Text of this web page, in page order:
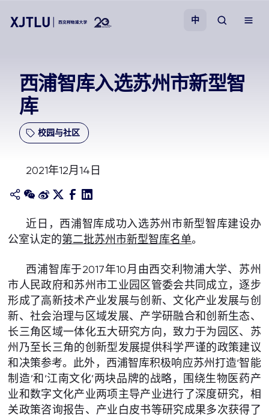
招生
科研
学院
关于我们
中
西浦智库入选苏州市新型智
库
校园与社区
2021年12月14日
近日，西浦智库成功入选苏州市新型智库建设办
公室认定的第二批苏州市新型智库名单。
西浦智库于2017年10月由西交利物浦大学、苏州
市人民政府和苏州市工业园区管委会共同成立，逐步
形成了高新技术产业发展与创新、文化产业发展与创
新、社会治理与区域发展、产学研融合和创新生态、
长三角区域一体化五大研究方向，致力于为园区、苏
州乃至长三角的创新型发展提供科学严谨的政策建议
和决策参考。此外，西浦智库积极响应苏州打造‘智能
制造’和‘江南文化’两块品牌的战略，围绕生物医药产
业和数字文化产业两项主导产业进行了深度研究，相
关政策咨询报告、产业白皮书等研究成果多次获得了